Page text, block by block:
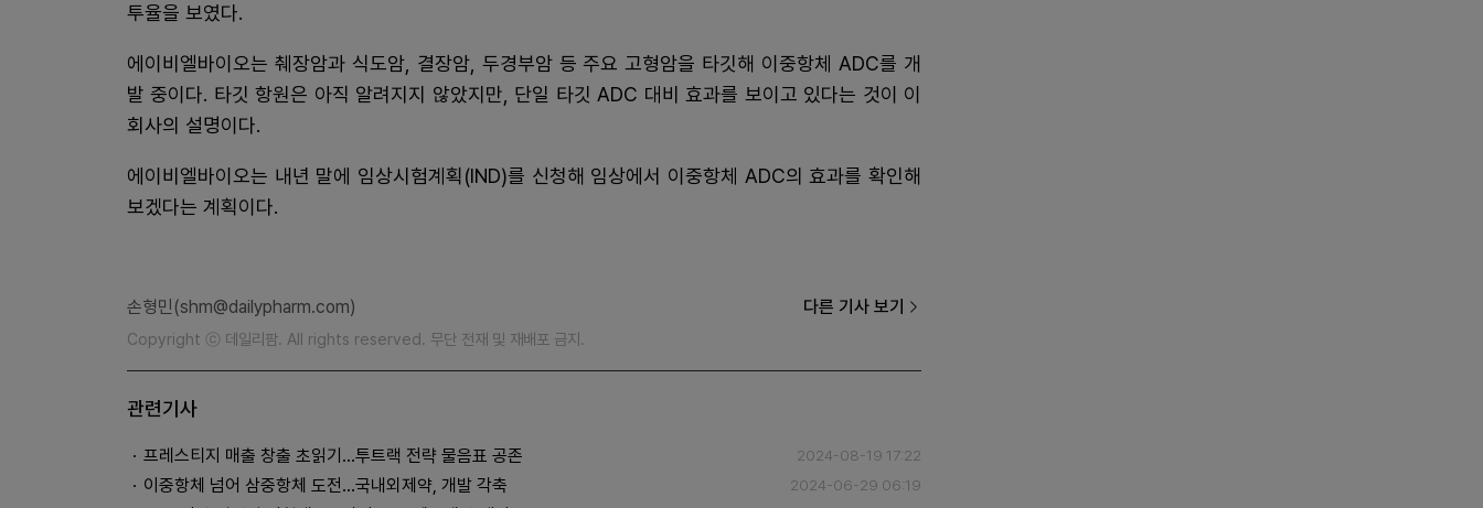
투율을 보였다.
에이비엘바이오는 췌장암과 식도암, 결장암, 두경부암 등 주요 고형암을 타깃해 이중항체 ADC를 개
발 중이다. 타깃 항원은 아직 알려지지 않았지만, 단일 타깃 ADC 대비 효과를 보이고 있다는 것이 이
회사의 설명이다.
에이비엘바이오는 내년 말에 임상시험계획(IND)를 신청해 임상에서 이중항체 ADC의 효과를 확인해
보겠다는 계획이다.
손형민(shm@dailypharm.com) 다른 기사 보기
Copyright ⓒ 데일리팜. All rights reserved. 무단 전재 및 재배포 금지.
관련기사
프레스티지 매출 창출 초읽기…투트랙 전략 물음표 공존 2024-08-19 17:22
이중항체 넘어 삼중항체 도전...국내외제약, 개발 각축 2024-06-29 06:19